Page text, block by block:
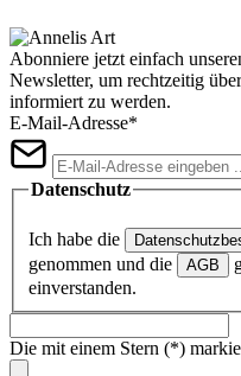
Abonniere jetzt einfach
Newsletter, um rechtzeitig
informiert zu werden.
E-Mail-Adresse*
Datenschutz
Ich habe die
genommen und die
AGB
einverstanden.
Die mit einem Stern (*)